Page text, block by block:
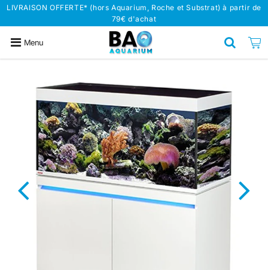
LIVRAISON OFFERTE* (hors Aquarium, Roche et Substrat) à partir de
79€ d'achat
Menu